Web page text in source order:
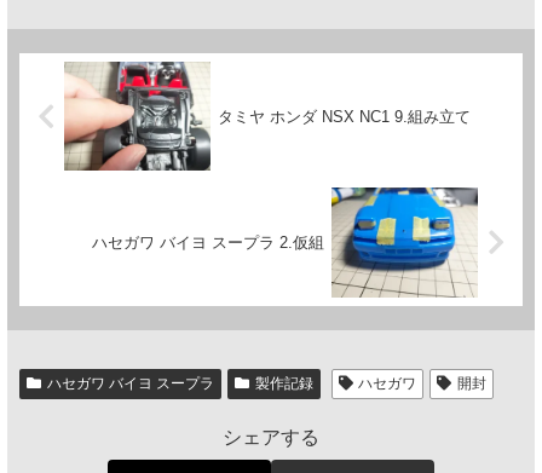
タミヤ ホンダ NSX NC1 9.組み立て
ハセガワ バイヨ スープラ 2.仮組
ハセガワ バイヨ スープラ 製作記録 ハセガワ 開封
シェアする